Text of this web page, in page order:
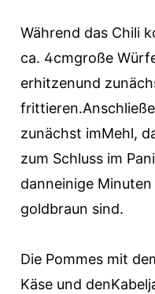
Während das Chili
ca. 4cmgroße
erhitzenund zunä
frittieren.Anschließ
zunächst imMehl,
zum Schluss im
danneinige
goldbraun sind.
Die Pommes mit
Käse und